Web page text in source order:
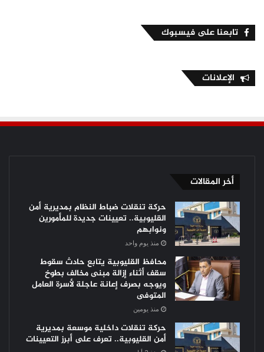
تابعنا على فيسبوك
الإعلانات
أخر المقالات
حركة تنقلات ضباط النظام بمديرية أمن
القليوبية.. تعيينات جديدة للمأمورين
ونوابهم
منذ يوم واحد
محافظ القليوبية يتابع حادث سقوط
سقف أثناء إزالة مبنى مخالف بطوخ
ويوجه بصرف إعانة عاجلة لأسرة العامل
المتوفى
منذ يومين
حركة تنقلات داخلية موسعة بمديرية
أمن القليوبية.. تعرف على أبرز التعيينات